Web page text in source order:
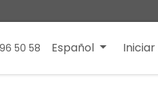
50 58 Español Iniciar